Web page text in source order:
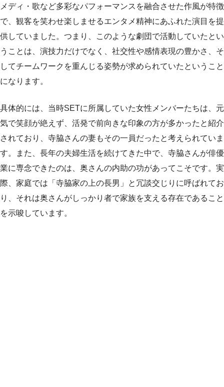
メディ・歌など多彩なパフォーマンスを融合させた作風が特徴
で、観客を笑わせ楽しませるエンタメ精神にあふれた演目を提
供していました。つまり、このような劇団で活動していたとい
うことは、演技力だけでなく、社交性や感情表現の豊かさ、そ
してチームワークを重んじる姿勢が求められていたということ
になります。
具体的には、当時SETに所属していた女性メンバーたちは、元
気で笑顔が絶えず、活発で前向きな印象の方が多かったと紹介
されており、寺脇さんの妻もその一員だったと考えられていま
す。また、長年の夫婦生活を続けてきた中で、寺脇さんが俳優
業に専念できたのは、奥さんの内助の功があってこそです。実
際、家庭では「寺脇家の上の長男」と冗談交じりに呼ばれてお
り、それは奥さんがしっかり者で家族を支える存在であること
を示唆しています。